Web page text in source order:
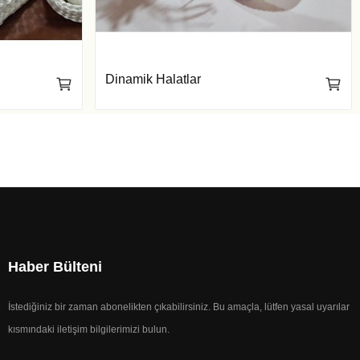
Dinamik Halatlar
Haber Bülteni
İstediğiniz bir zaman abonelikten çıkabilirsiniz. Bu amaçla, lütfen yasal uyarılar
kısmındaki iletişim bilgilerimizi bulun.